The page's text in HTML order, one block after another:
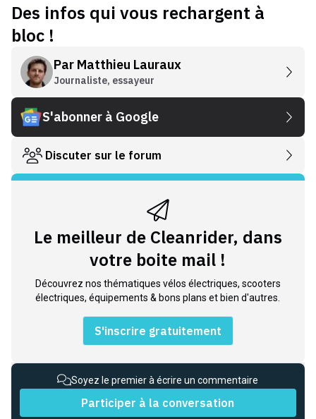
Des infos qui vous rechargent à
bloc !
Par Matthieu Lauraux
Journaliste, essayeur
S'abonner à Google
Discuter sur le forum
Le meilleur de Cleanrider, dans
votre boite mail !
Découvrez nos thématiques vélos électriques, scooters
électriques, équipements & bons plans et bien d'autres.
S'inscrire gratuitement
Soyez le premier à écrire un commentaire
Participer à la conversation